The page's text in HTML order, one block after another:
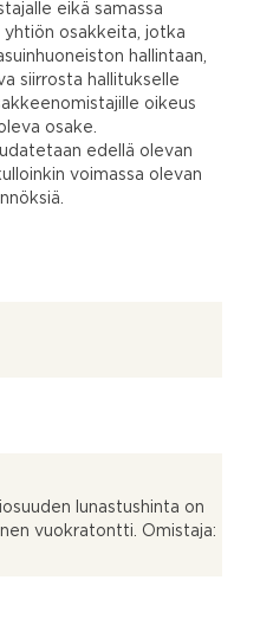
eikä samassa
osakkeita, jotka
hallintaan,
siirrosta hallitukselle
oikeus
osake.
edellä olevan
voimassa olevan
lunastushinta on
vuokratontti. Omistaja: